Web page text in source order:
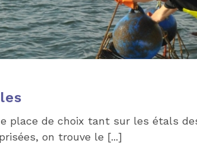
place de choix tant sur les étals
on trouve le [...]